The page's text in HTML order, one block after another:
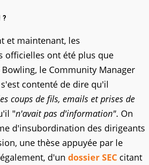
?
et maintenant, les
officielles ont été plus que
le Community Manager
contenté de dire qu'il
coups de fils, emails et prises de
"n'avait pas d'information". On
d'insubordination des dirigeants
une thèse appuyée par le
d'un dossier SEC citant